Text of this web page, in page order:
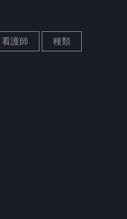
看護師 種類